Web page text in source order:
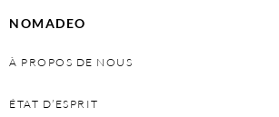
NOMADEO
À PROPOS DE NOUS
ÉTAT D’ESPRIT